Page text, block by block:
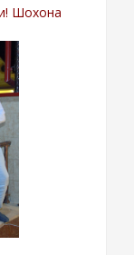
Шохона